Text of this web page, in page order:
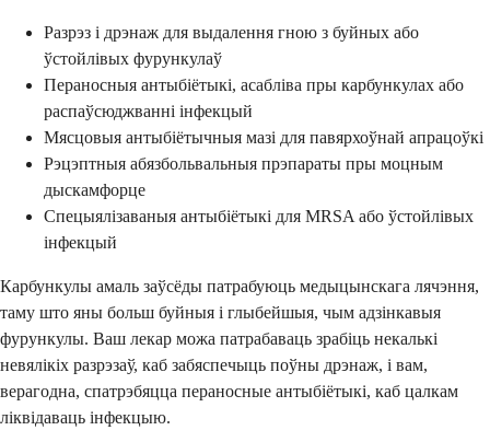
Разрэз і дрэнаж для выдалення гною з буйных або
ўстойлівых фурункулаў
Пераносныя антыбіётыкі, асабліва пры карбункулах або
распаўсюджванні інфекцый
Мясцовыя антыбіётычныя мазі для павярхоўнай апрацоўкі
Рэцэптныя абязбольвальныя прэпараты пры моцным
дыскамфорце
Спецыялізаваныя антыбіётыкі для MRSA або ўстойлівых
інфекцый
Карбункулы амаль заўсёды патрабуюць медыцынскага лячэння,
таму што яны больш буйныя і глыбейшыя, чым адзінкавыя
фурункулы. Ваш лекар можа патрабаваць зрабіць некалькі
невялікіх разрэзаў, каб забяспечыць поўны дрэнаж, і вам,
верагодна, спатрэбяцца пераносные антыбіётыкі, каб цалкам
ліквідаваць інфекцыю.